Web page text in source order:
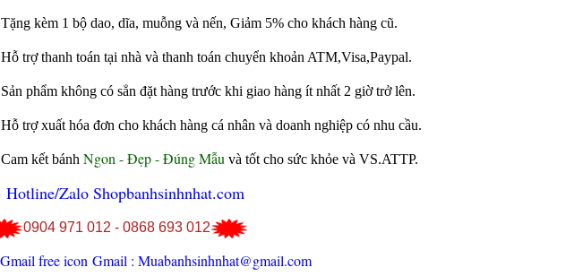
Tặng kèm 1 bộ dao, dĩa, muỗng và nến, Giảm 5% cho khách hàng cũ.
Hỗ trợ thanh toán tại nhà và thanh toán chuyển khoản ATM,Visa,Paypal.
Sản phẩm không có sẳn đặt hàng trước khi giao hàng ít nhất 2 giờ trở lên.
Hỗ trợ xuất hóa đơn cho khách hàng cá nhân và doanh nghiệp có nhu cầu.
Cam kết bánh Ngon - Đẹp - Đúng Mẫu và tốt cho sức khỏe và VS.ATTP.
Hotline/Zalo Shopbanhsinhnhat.com
0904 971 012 - 0868 693 012
Gmail : Muabanhsinhnhat@gmail.com